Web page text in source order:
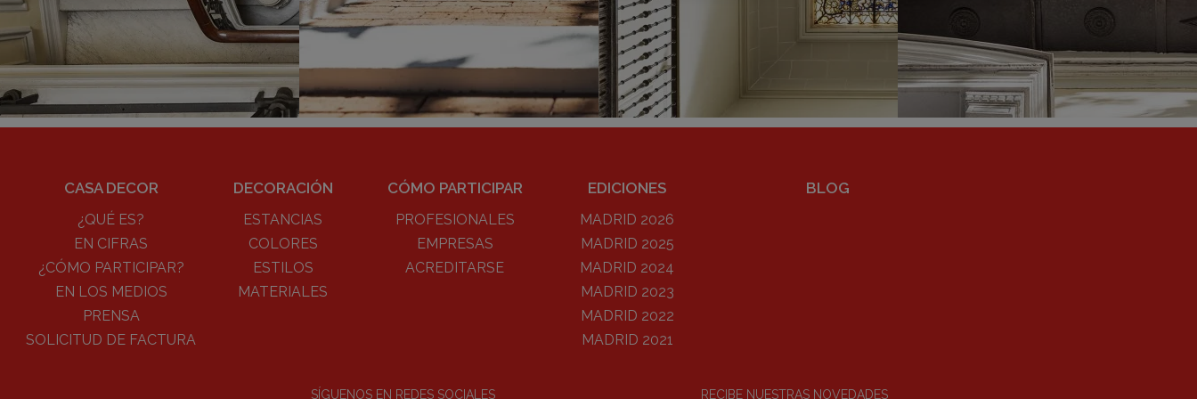
CASA DECOR
¿QUÉ ES?
EN CIFRAS
¿CÓMO PARTICIPAR?
EN LOS MEDIOS
PRENSA
SOLICITUD DE FACTURA
DECORACIÓN
ESTANCIAS
COLORES
ESTILOS
MATERIALES
CÓMO PARTICIPAR
PROFESIONALES
EMPRESAS
ACREDITARSE
EDICIONES
MADRID 2026
MADRID 2025
MADRID 2024
MADRID 2023
MADRID 2022
MADRID 2021
BLOG
SÍGUENOS EN REDES SOCIALES RECIBE NUESTRAS NOVEDADES